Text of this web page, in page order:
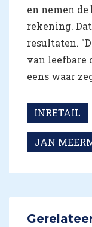
en nemen
rekening.
resultaten.
van leefbare
eens waar
INRETAIL
JAN